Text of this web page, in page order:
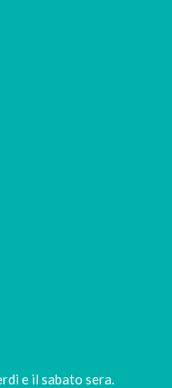
e il sabato sera.